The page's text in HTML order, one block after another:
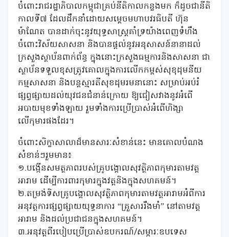
ចំពោះរាជរដ្ឋាភិបាលកម្ពុជាគ្រប់នីតិកាលកន្លងមក ក៏ដូចជានីតិ
កាលទី៧ ដែលដឹកនាំដោយសម្តេចមហាបវរធិបតី ហ៊ុន
ម៉ាណែត បានដាក់ចុះនូវយុទ្ធសាស្រ្តគាំទ្រយ៉ាងពេញទំហឹង
ចំពោះវិស័យសាសនា និងបានផ្តល់នូវអនុសាសន៍នានាដល់
ក្រសួងស្ថាប័នពាក់ព័ន្ធ ក្នុងនោះក្រសួងធម្មការនិងសាសនា ជា
ស្ថាប័នទទួលខុសត្រូវគោលក្នុងការលើកកម្ពស់សុខុដុមនីយ
កម្មសាសនា និងបន្តស្មារតីសុខដុមរមនានោះ សម្រាប់អប់រំ
ផ្សព្វផ្សាយដល់យុវជនជំនាន់ក្រោយ ឱ្យជៀសវាងនូវអំពើ
អបាយមុខទាំងឡាយ រួមទាំងការប្រើប្រាស់អំពើហិង្សា
លើកុមារផងដែរ។
ចំពោះសិក្ខាសាលាដ៏មានសារៈសំខាន់នេះ មានគោលបំណង
សំខាន់ៗរួមមាន៖
១.បង្កើនសមត្ថភាពរបស់គ្រូបង្គោលសុវត្ថិភាពកុមារតាមវត្ត
អារាម ដើម្បីការពារកុមារក្នុងវត្តនិងក្នុងសហគមន៍។
២.តម្រង់ទិសគ្រូបង្គោលសុវត្ថិភាពកុមារតាមវត្តអារាមអំពីការ
អនុវត្តការផ្សព្វផ្សាយយុទ្ធនាការ “គ្រួសាររឹងមាំ” នៅតាមវត្ត
អារាម និងដល់ប្រជាជនក្នុងសហគមន៍។
៣.អនុវត្តពីរបៀបប្រើប្រាស់ឧបករណ៍/សម្ភារៈឧបទេស